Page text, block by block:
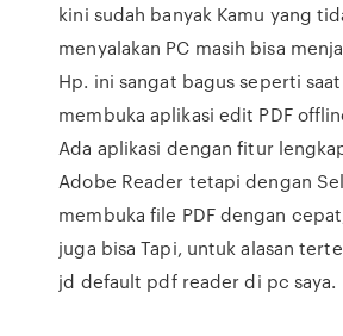
kini sudah banyak Kamu yang
menyalakan PC masih bisa
Hp. ini sangat bagus seperti
membuka aplikasi edit PDF
Ada aplikasi dengan fitur
Adobe Reader tetapi dengan
membuka file PDF dengan
juga bisa Tapi, untuk alasan
jd default pdf reader di pc saya.